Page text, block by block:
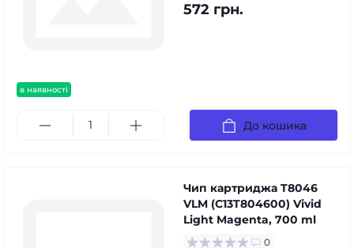
в наявності
572 грн.
До кошика
Чип картриджа T8046
VLM (C13T804600) Vivid
Light Magenta, 700 ml
0